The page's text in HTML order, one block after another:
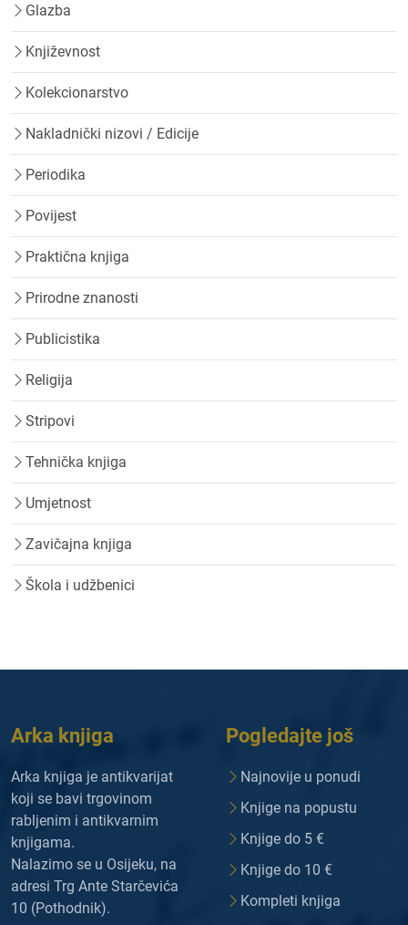
Glazba
Književnost
Kolekcionarstvo
Nakladnički nizovi / Edicije
Periodika
Povijest
Praktična knjiga
Prirodne znanosti
Publicistika
Religija
Stripovi
Tehnička knjiga
Umjetnost
Zavičajna knjiga
Škola i udžbenici
Arka knjiga
Arka knjiga je antikvarijat
koji se bavi trgovinom
rabljenim i antikvarnim
knjigama.
Nalazimo se u Osijeku, na
adresi Trg Ante Starčevića
10 (Pothodnik).
Pogledajte još
Najnovije u ponudi
Knjige na popustu
Knjige do 5 €
Knjige do 10 €
Kompleti knjiga